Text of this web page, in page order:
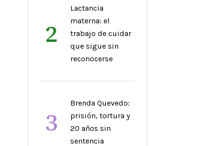
2
Lactancia
materna: el
trabajo de cuidar
que sigue sin
reconocerse
3
Brenda Quevedo:
prisión, tortura y
20 años sin
sentencia